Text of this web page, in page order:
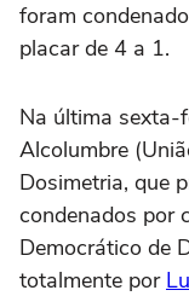
foram
placar de 4 a 1.
Na última sexta-
Alcolumbre
Dosimetria, que
condenados por
Democrático de
totalmente por